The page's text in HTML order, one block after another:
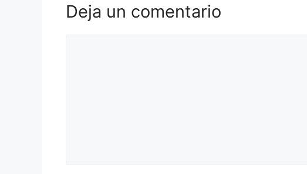
Deja un comentario